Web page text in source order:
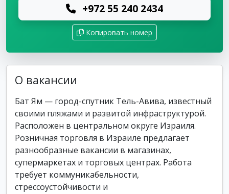
+972 55 240 2434
Копировать номер
О вакансии
Бат Ям — город-спутник Тель-Авива, известный
своими пляжами и развитой инфраструктурой.
Расположен в центральном округе Израиля.
Розничная торговля в Израиле предлагает
разнообразные вакансии в магазинах,
супермаркетах и торговых центрах. Работа
требует коммуникабельности,
стрессоустойчивости и